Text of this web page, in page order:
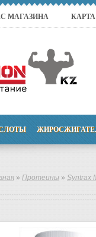
МАГАЗИНА
» Протеины » Syntrax